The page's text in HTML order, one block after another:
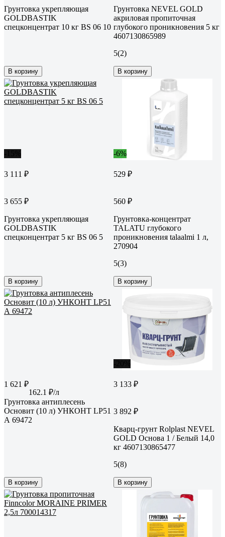
Грунтовка укрепляющая
GOLDBASTIK
спецконцентрат 10 кг BS 06 10
В корзину
Грунтовка NEVEL GOLD
акриловая пропиточная
глубокого проникновения 5 кг
4607130865989
5(2)
В корзину
3 111 ₽
3 655 ₽
Грунтовка укрепляющая
GOLDBASTIK
спецконцентрат 5 кг BS 06 5
В корзину
-6%
529 ₽
560 ₽
Грунтовка-концентрат
TALATU глубокого
проникновения talaalmi 1 л,
270904
5(3)
В корзину
1 621 ₽
162.1 ₽/л
Грунтовка антиплесень
Основит (10 л) УНКОНТ LP51
А 69472
В корзину
3 133 ₽
3 892 ₽
Кварц-грунт Rolplast NEVEL
GOLD Основа 1 / Белый 14,0
кг 4607130865477
5(8)
В корзину